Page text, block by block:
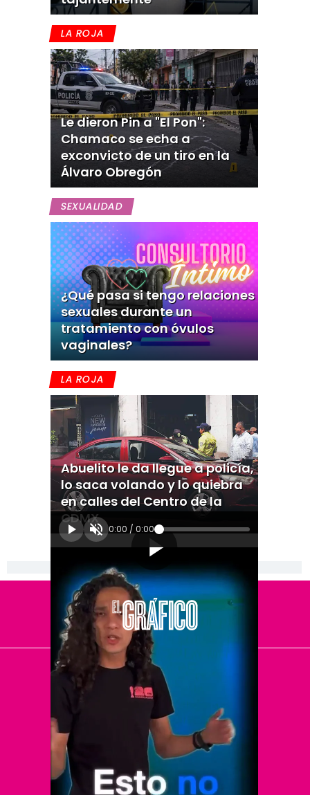
LA ROJA
Le dieron Pin a "El Pon":
Chamaco se echa a
exconvicto de un tiro en la
Álvaro Obregón
SEXUALIDAD
¿Qué pasa si tengo relaciones
sexuales durante un
tratamiento con óvulos
vaginales?
LA ROJA
Abuelito le da llegue a policía,
lo saca volando y lo quiebra
en calles del Centro de la
CDMX
0:00 / 0:00
[Publicidad]
El Universal
Vive USA
Clase
De 10 sports